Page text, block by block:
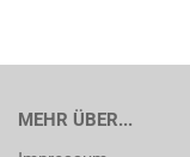
MEHR ÜBER...